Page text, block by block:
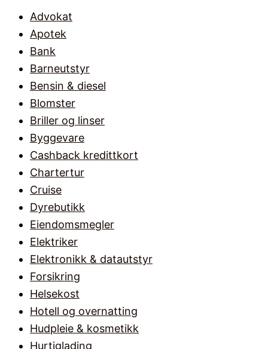
Advokat
Apotek
Bank
Barneutstyr
Bensin & diesel
Blomster
Briller og linser
Byggevare
Cashback kredittkort
Chartertur
Cruise
Dyrebutikk
Eiendomsmegler
Elektriker
Elektronikk & datautstyr
Forsikring
Helsekost
Hotell og overnatting
Hudpleie & kosmetikk
Hurtiglading